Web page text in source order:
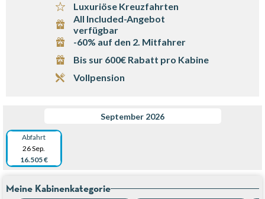
Luxuriöse Kreuzfahrten
All Included-Angebot
verfügbar
-60% auf den 2. Mitfahrer
Bis sur 600€ Rabatt pro Kabine
Vollpension
September 2026
Abfahrt
26 Sep.
16.505 €
Meine Kabinenkategorie